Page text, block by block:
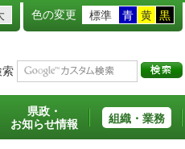
色の変更 標準 青 黄 黒
索
県政・
お知らせ情報
組織・業務